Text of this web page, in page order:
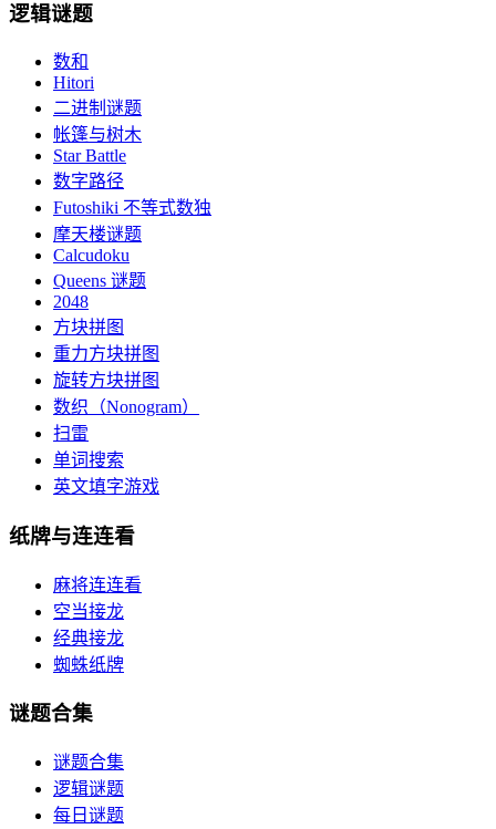
逻辑谜题
数和
Hitori
二进制谜题
帐篷与树木
Star Battle
数字路径
Futoshiki 不等式数独
摩天楼谜题
Calcudoku
Queens 谜题
2048
方块拼图
重力方块拼图
旋转方块拼图
数织（Nonogram）
扫雷
单词搜索
英文填字游戏
纸牌与连连看
麻将连连看
空当接龙
经典接龙
蜘蛛纸牌
谜题合集
谜题合集
逻辑谜题
每日谜题